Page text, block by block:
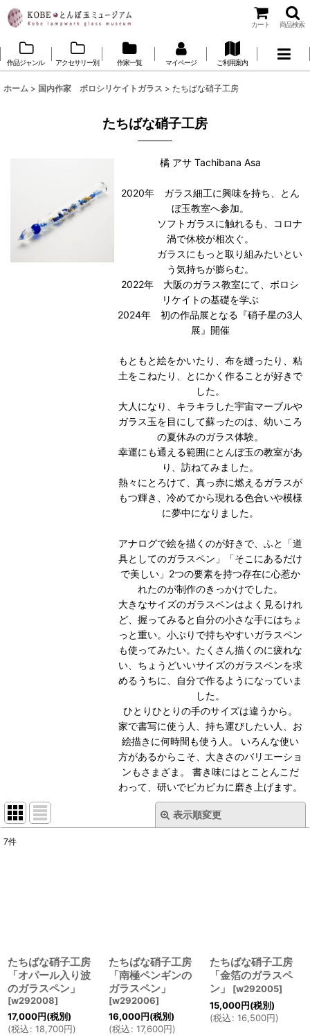
カート 商品検索
作品ジャンル アクセサリー別 作家一覧 マイページ ご利用案内
ホーム > 国内作家 ボロシリケイトガラス > たちばな硝子工房
たちばな硝子工房
橘 アサ Tachibana Asa
2020年 ガラス細工に興味を持ち、とん
ぼ玉教室へ参加。
ソフトガラスに触れるも、コロナ
渦で休校が相次ぐ。
ガラスにもっと取り組みたいとい
う気持ちが膨らむ。
2022年 大阪のガラス教室にて、ボロシ
リケイトの基礎を学ぶ
2024年 初の作品展となる『硝子星の3人
展』開催
もともと絵をかいたり、布を縫ったり、粘
土をこねたり、とにかく作ることが好きで
した。
大人になり、キラキラした宇宙マーブルや
ガラス玉を目にして蘇ったのは、幼いころ
の夏休みのガラス体験。
幸運にも通える範囲にとんぼ玉の教室があ
り、訪ねてみました。
熱々にとろけて、真っ赤に燃えるガラスが
もつ輝き、冷めてから現れる色合いや模様
に夢中になりました。
アナログで絵を描くのが好きで、ふと「道
具としてのガラスペン」「そこにあるだけ
で美しい」2つの要素を持つ存在に心惹か
れたのが制作のきっかけでした。
大きなサイズのガラスペンはよく見るけれ
ど、握ってみると自分の小さな手にはちょ
っと重い。小ぶりで持ちやすいガラスペン
も使ってみたい。たくさん描くのに疲れな
い、ちょうどいいサイズのガラスペンを求
めるうちに、自分で作るようになっていま
した。
ひとりひとりの手のサイズは違うから。
家で書写に使う人、持ち運びしたい人、お
絵描きに何時間も使う人。 いろんな使い
方があるからこそ、大きさのバリエーショ
ンもさまざま。 書き味にはとことんこだ
わって、研いでピカピカに磨き上げます。
表示順変更
7件
たちばな硝子工房
「オパール入り波
のガラスペン」
[w292008]
17,000円(税別)
(税込: 18,700円)
たちばな硝子工房
「南極ペンギンの
ガラスペン」
[w292006]
16,000円(税別)
(税込: 17,600円)
たちばな硝子工房
「金箔のガラスペ
ン」
[w292005]
15,000円(税別)
(税込: 16,500円)